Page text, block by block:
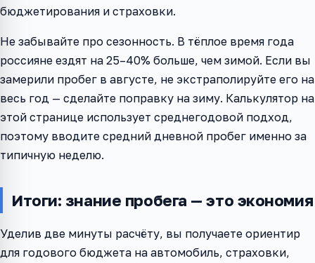
бюджетирования и страховки.
Не забывайте про сезонность. В тёплое время года
россияне ездят на 25–40% больше, чем зимой. Если вы
замерили пробег в августе, не экстраполируйте его на
весь год — сделайте поправку на зиму. Калькулятор на
этой странице использует среднегодовой подход,
поэтому вводите средний дневной пробег именно за
типичную неделю.
Итоги: знание пробега — это экономия
Уделив две минуты расчёту, вы получаете ориентир
для годового бюджета на автомобиль, страховки,